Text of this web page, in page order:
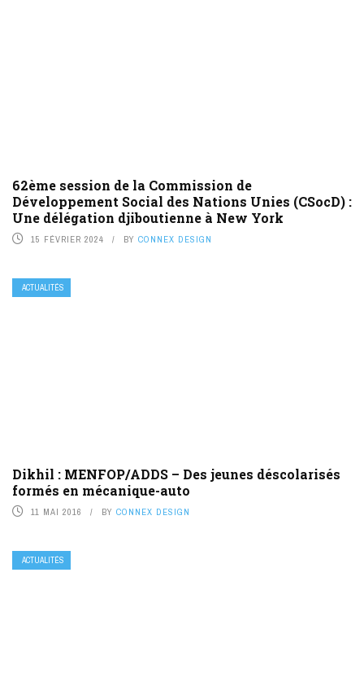
62ème session de la Commission de
Développement Social des Nations Unies (CSocD) :
Une délégation djiboutienne à New York
15 FÉVRIER 2024 BY CONNEX DESIGN
ACTUALITÉS
Dikhil : MENFOP/ADDS – Des jeunes déscolarisés
formés en mécanique-auto
11 MAI 2016 BY CONNEX DESIGN
ACTUALITÉS